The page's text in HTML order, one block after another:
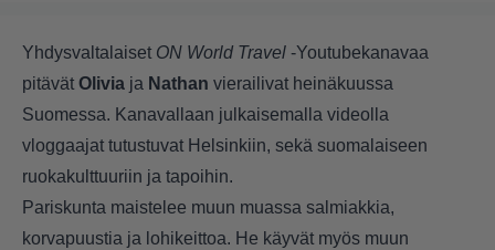
Yhdysvaltalaiset ON World Travel -Youtubekanavaa
pitävätOlivia ja Nathan vierailivat heinäkuussa
Suomessa. Kanavallaan julkaisemalla videolla
vloggaajat tutustuvat Helsinkiin, sekä suomalaiseen
ruokakulttuuriin ja tapoihin.
Pariskunta maistelee muun muassa salmiakkia,
korvapuustia ja lohikeittoa. He käyvät myös muun